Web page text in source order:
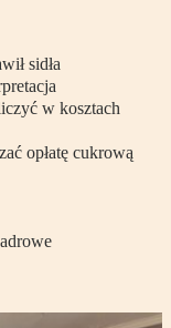
sidła
w kosztach
opłatę cukrową